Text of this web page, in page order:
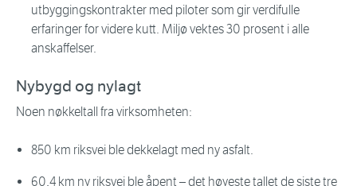
utbyggingskontrakter med piloter som gir verdifulle
erfaringer for videre kutt. Miljø vektes 30 prosent i alle
anskaffelser.
Nybygd og nylagt
Noen nøkkeltall fra virksomheten:
850 km riksvei ble dekkelagt med ny asfalt.
60,4 km ny riksvei ble åpent – det høyeste tallet de siste tre